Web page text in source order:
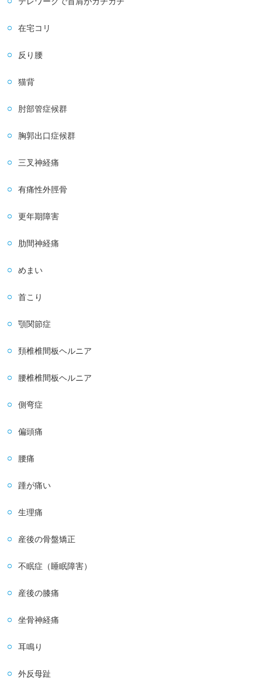
在宅コリ
反り腰
猫背
肘部管症候群
胸郭出口症候群
三叉神経痛
有痛性外脛骨
更年期障害
肋間神経痛
めまい
首こり
顎関節症
頚椎椎間板ヘルニア
腰椎椎間板ヘルニア
側弯症
偏頭痛
腰痛
踵が痛い
生理痛
産後の骨盤矯正
不眠症（睡眠障害）
産後の膝痛
坐骨神経痛
耳鳴り
外反母趾